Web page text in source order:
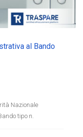
al Bando
Nazionale
tipo n.